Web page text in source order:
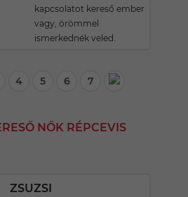
kapcsolatot kereső ember
vagy, örömmel
ismerkednék veled.
4 5 6 7
NŐK RÉPCEVIS
ZSUZSI